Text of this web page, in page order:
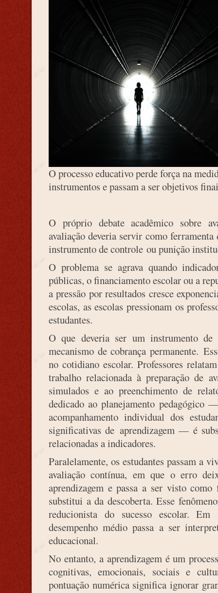
O processo educativo perde força na
instrumentos e passam a ser objetivos
O próprio debate acadêmico sobre
avaliação deveria servir como
instrumento de controle ou punição
O problema se agrava quando
públicas, o financiamento escolar ou a
a pressão por resultados cresce
escolas, as escolas pressionam os
estudantes.
O que deveria ser um instrumento de
mecanismo de cobrança permanente.
no cotidiano escolar. Professores
trabalho relacionada à preparação de
simulados e ao preenchimento de
dedicado ao planejamento pedagógico
acompanhamento individual dos
significativas de aprendizagem — é
relacionadas a indicadores.
Paralelamente, os estudantes passam a
avaliação contínua, em que o erro
aprendizagem e passa a ser visto
substitui a da descoberta. Esse
reducionista do sucesso escolar.
desempenho médio passa a ser
educacional.
No entanto, a aprendizagem é um
cognitivas, emocionais, sociais e
pontuação numérica significa ignorar